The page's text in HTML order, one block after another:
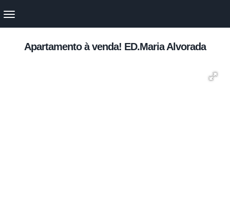
Apartamento à venda! ED.Maria Alvorada